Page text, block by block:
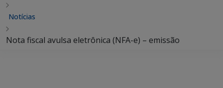
Notícias
Nota fiscal avulsa eletrônica (NFA-e) – emissão